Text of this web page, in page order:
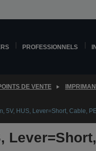
PROFESSIONNELS
DE VENTE
5V, HUS, Lever=Short, Cable,